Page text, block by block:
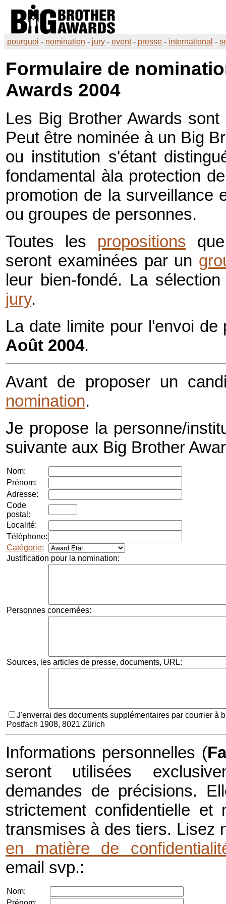
pourquoi - nomination - jury - event- presse - international -
Formulaire de
Awards 2004
Les Big Brother Awards
Peut être nominée à un Big
ou institution s'étant
fondamental àla protection
promotion de la surveillance
ou groupes de personnes.
Toutes les propositions
seront examinées par un
leur bien-fondé. La
jury.
La date limite pour l'envoi
Août 2004.
Avant de proposer un
nomination.
Je propose la personne/
suivante aux Big Brother
Nom:
Prénom:
Adresse:
Code
postal:
Localité:
Téléphone:
Catégorie:
Justification pour la nomination:
Personnes concernées:
Sources, les articles de presse, documents, URL:
J'enverrai des documents supplémentaires par courrier à
Postfach 1908, 8021 Zürich
Informations personnelles (
seront utilisées
demandes de précisions.
strictement confidentielle
transmises à des tiers. Lisez
en matière de
email svp.:
Nom: